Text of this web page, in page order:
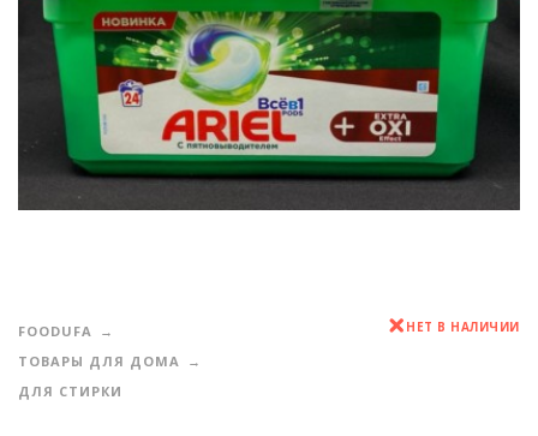
FOODUFA
ТОВАРЫ ДЛЯ ДОМА
ДЛЯ СТИРКИ
НЕТ В НАЛИЧИИ